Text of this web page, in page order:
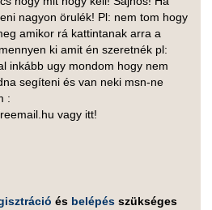
nagyon örulék! Pl: nem tom hogy
amikor rá kattintanak arra a
ki amit én szeretnék pl:
inkább ugy mondom hogy nem
segíteni és van neki msn-ne
:
vagy itt!
és belépés szükséges